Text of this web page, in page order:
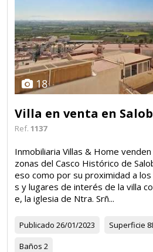
18
Villa en venta en
Ref. 1137
Inmobiliaria Villas & Home
zonas del Casco Histórico de
eso como por su proximidad a
s y lugares de interés de la villa
e, la iglesia de Ntra. Srñ...
Publicado 26/01/2023 Superficie
Baños 2